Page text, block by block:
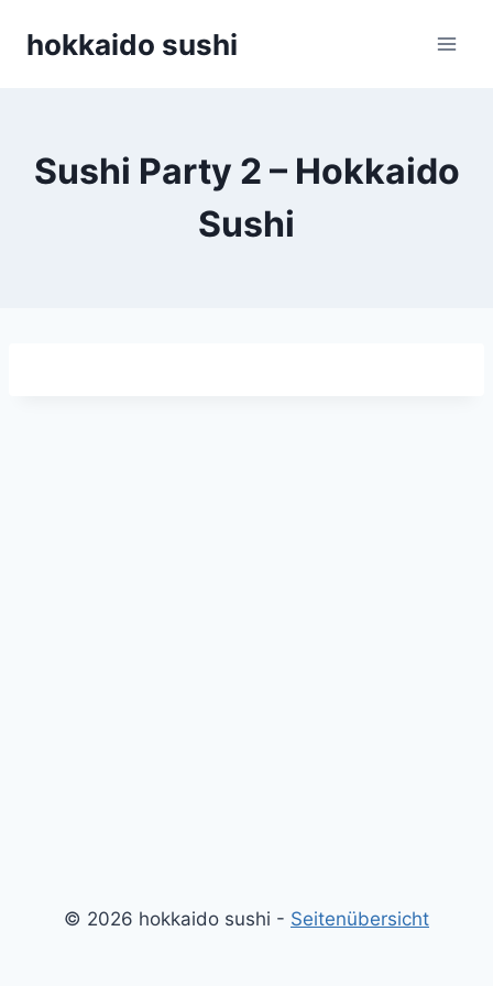
Inhalthokkaido sushi
Sushi Party 2 – Hokkaido
Sushi
© 2026 hokkaido sushi - Seitenübersicht